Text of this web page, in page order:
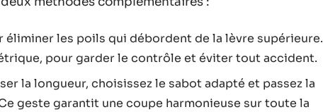
éliminer les poils qui débordent de la lèvre supérieure.
pour garder le contrôle et éviter tout accident.
la longueur, choisissez le sabot adapté et passez la
geste garantit une coupe harmonieuse sur toute la